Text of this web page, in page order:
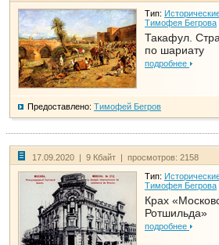
Тип:
Тимофея Бегрова
Такафул.
по шариату
подробнее
Предоставлено: Тимофей Бегров
17.09.2020 | 9 Кбайт | просмотров: 2158
Тип:
Тимофея Бегрова
Крах
Ротшильда»
подробнее